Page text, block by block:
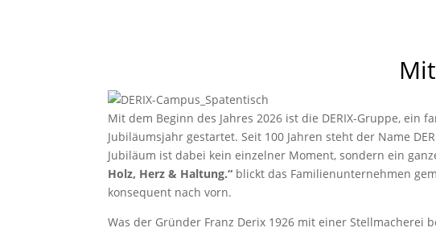
Mit dem Beginn des Jahres 2026 ist die DERIX-Gruppe,
Jubiläumsjahr gestartet. Seit 100 Jahren steht der Name
Jubiläum ist dabei kein einzelner Moment, sondern ein
Holz, Herz & Haltung.“ blickt das Familienunternehmen
konsequent nach vorn.
Was der Gründer Franz Derix 1926 mit einer